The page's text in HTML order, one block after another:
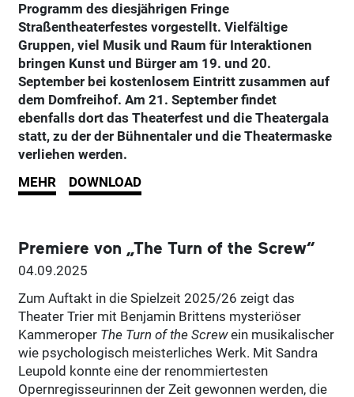
Programm des diesjährigen Fringe
Straßentheaterfestes vorgestellt. Vielfältige
Gruppen, viel Musik und Raum für Interaktionen
bringen Kunst und Bürger am 19. und 20.
September bei kostenlosem Eintritt zusammen auf
dem Domfreihof. Am 21. September findet
ebenfalls dort das Theaterfest und die Theatergala
statt, zu der der Bühnentaler und die Theatermaske
verliehen werden.
MEHR
DOWNLOAD
Premiere von „The Turn of the Screw“
04.09.2025
Zum Auftakt in die Spielzeit 2025/26 zeigt das
Theater Trier mit Benjamin Brittens mysteriöser
Kammeroper The Turn of the Screwein musikalischer
wie psychologisch meisterliches Werk. Mit Sandra
Leupold konnte eine der renommiertesten
Opernregisseurinnen der Zeit gewonnen werden, die